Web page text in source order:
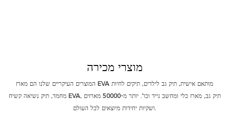
מוצרי מכירה
המוצרים העיקריים שלנו הם מארז EVA מותאם אישית, תיק גב לילדים, תיקים לחיות
מחמד, תיק נשיאה קשיח EVA, תיק גב, מארז כלי ומחשב נייד וכו'. יותר מ-50000 מארזים
ושקיות יחידות מיוצאים לכל העולם.